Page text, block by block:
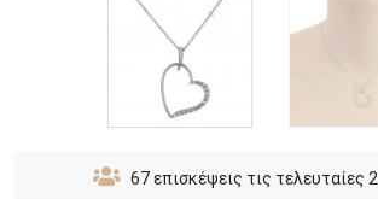
67 επισκέψεις τις τελευταίες